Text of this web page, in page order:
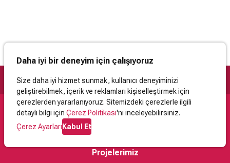
Daha iyi bir deneyim için çalışıyoruz
Size daha iyi hizmet sunmak, kullanıcı deneyiminizi
geliştirebilmek, içerik ve reklamları kişiselleştirmek için
çerezlerden yararlanıyoruz. Sitemizdeki çerezlerle ilgili
detaylı bilgi için Çerez Politikası'nı inceleyebilirsiniz.
Çerez AyarlarıKabul Et
Destek
İletişimYardımKullanıcı Sözleşmesi
Projelerimiz